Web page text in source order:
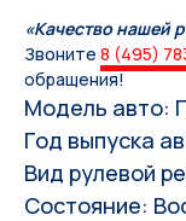
«Качество нашей
Звоните 8 (495)
обращения!
Модель авто:
Год выпуска
Вид рулевой
Состояние: